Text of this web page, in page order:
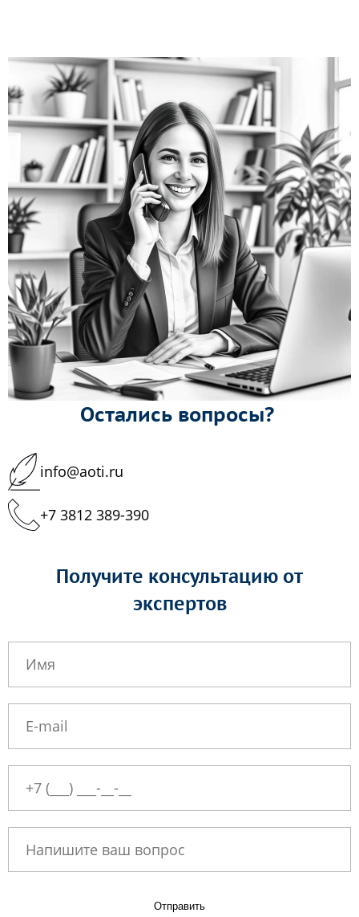
Остались вопросы?
info@aoti.ru
+7 3812 389-390
Получите консультацию от
экспертов
Отправить